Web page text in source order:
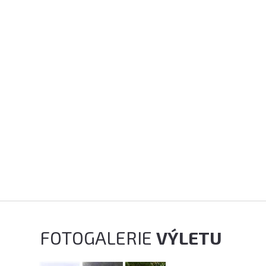
FOTOGALERIEVÝLETU